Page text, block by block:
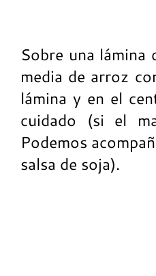
Sobre una lámina
media de arroz
lámina y en el
cuidado (si el
Podemos
salsa de soja).